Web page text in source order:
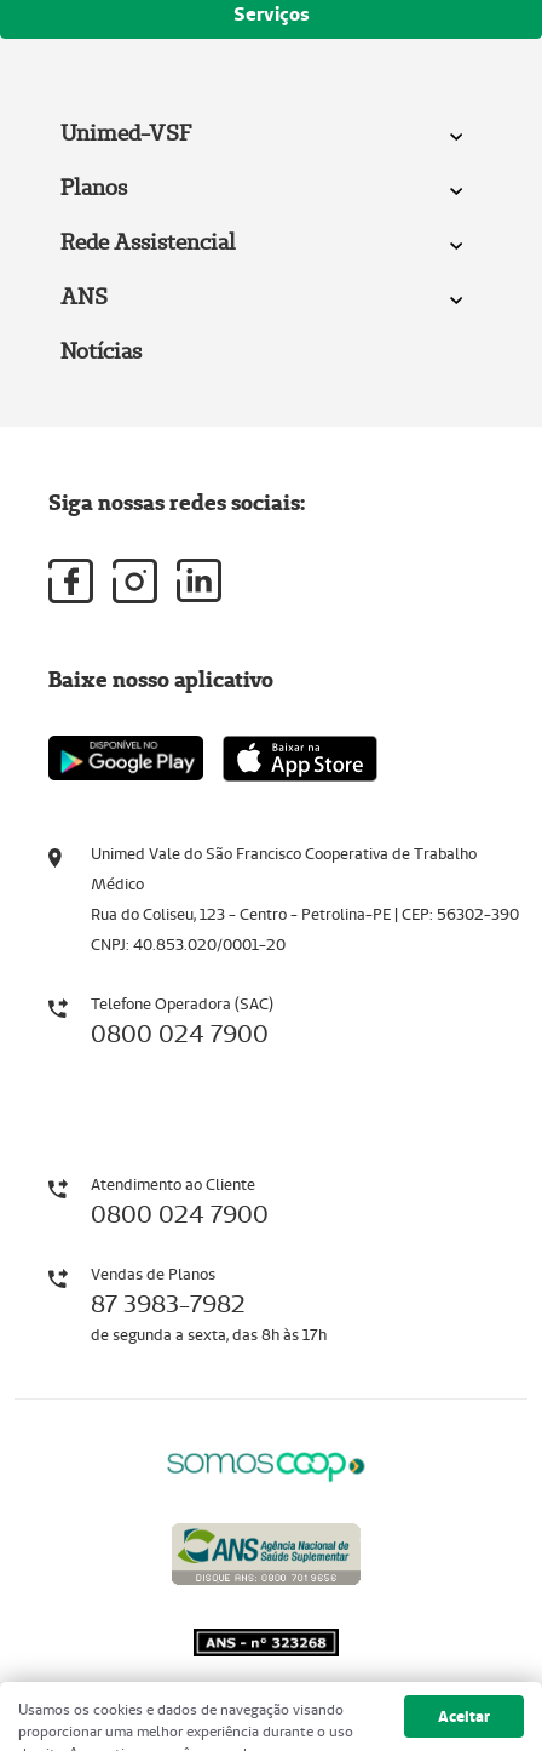
Serviços
Unimed-VSF
Planos
Rede Assistencial
ANS
Notícias
Unimed Vale do São Francisco Cooperativa de Trabalho
Médico
Rua do Coliseu, 123 - Centro - Petrolina-PE | CEP: 56302-390
CNPJ: 40.853.020/0001-20
Telefone Operadora (SAC)
0800 024 7900
Atendimento ao Cliente
0800 024 7900
Vendas de Planos
87 3983-7982
de segunda a sexta, das 8h às 17h
Siga nossas redes sociais:
Baixe nosso aplicativo
Copyright 2001 - 2026 Unimed do
Brasil - Todos os direitos reservados
Usamos os cookies e dados de navegação visando
proporcionar uma melhor experiência durante o uso
Aceitar